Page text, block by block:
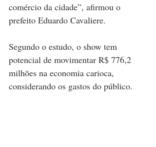
comércio da cidade”, afirmou o
prefeito Eduardo Cavaliere.
Segundo o estudo, o show tem
potencial de movimentar R$ 776,2
milhões na economia carioca,
considerando os gastos do público.